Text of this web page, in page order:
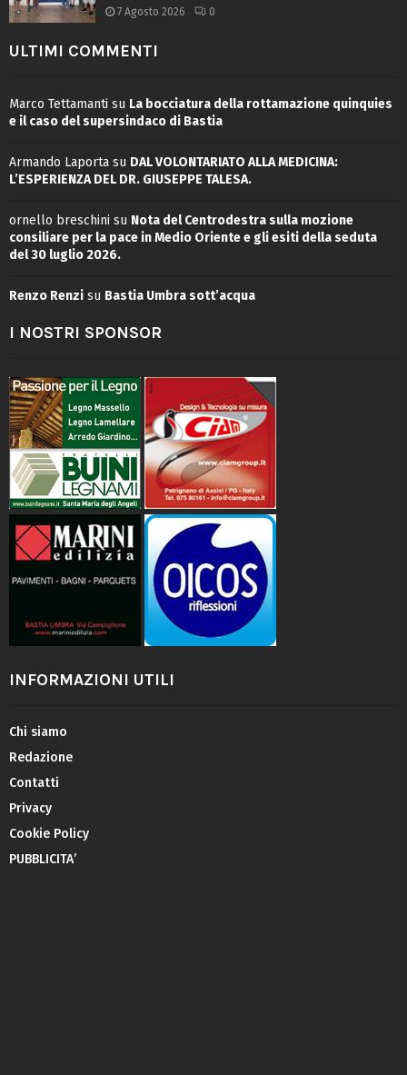
7 Agosto 2026 0
ULTIMI COMMENTI
Marco Tettamanti su La bocciatura della rottamazione quinquies
e il caso del supersindaco di Bastia
Armando Laporta su DAL VOLONTARIATO ALLA MEDICINA:
L’ESPERIENZA DEL DR. GIUSEPPE TALESA.
ornello breschini su Nota del Centrodestra sulla mozione
consiliare per la pace in Medio Oriente e gli esiti della seduta
del 30 luglio 2026.
Renzo Renzi su Bastia Umbra sott’acqua
I NOSTRI SPONSOR
INFORMAZIONI UTILI
Chi siamo
Redazione
Contatti
Privacy
Cookie Policy
PUBBLICITA’